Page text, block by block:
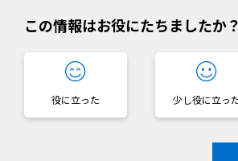
この情報はお役にたちましたか
役に立った 少し役に立っ